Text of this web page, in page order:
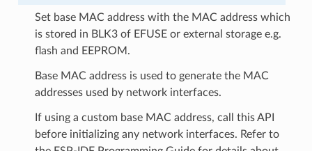
Set base MAC address with the MAC address which
is stored in BLK3 of EFUSE or external storage e.g.
flash and EEPROM.
Base MAC address is used to generate the MAC
addresses used by network interfaces.
If using a custom base MAC address, call this API
before initializing any network interfaces. Refer to